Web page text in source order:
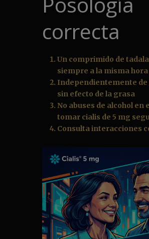
correcta
Un comprimido de
siempre a la misma hora
Independientemente de
sin efecto de la grasa
No abuses de alcohol en
tomar cialis de 5 mg
Consulta interacciones